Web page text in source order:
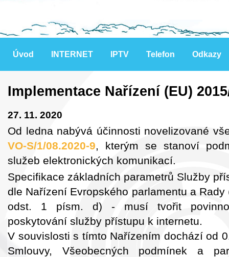
Úvod INTERNET IPTV Telefon Odkazy
Implementace Nařízení (EU)
27. 11. 2020
Od ledna nabývá účinnosti novelizované
VO-S/1/08.2020-9, kterým se stanoví
služeb elektronických komunikací.
Specifikace základních parametrů Služby
dle Nařízení Evropského parlamentu a Rady
odst. 1 písm. d) - musí tvořit
poskytování služby přístupu k internetu.
V souvislosti s tímto Nařízením dochází od
Smlouvy, Všeobecných podmínek a